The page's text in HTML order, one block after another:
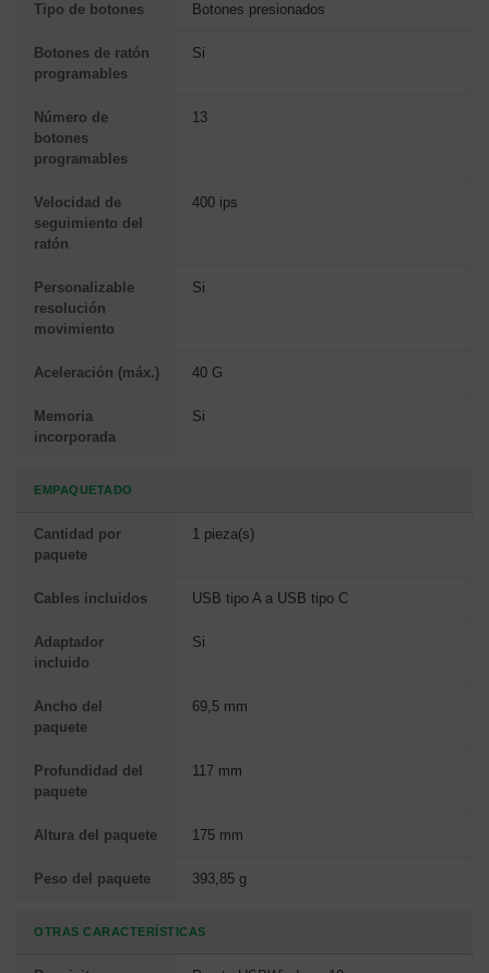
Tipo de botones Botones presionados
Botones de ratón
programables
Si
Número de
botones
programables
13
Velocidad de
seguimiento del
ratón
400 ips
Personalizable
resolución
movimiento
Si
Aceleración (máx.) 40 G
Memoria
incorporada
Si
EMPAQUETADO
Cantidad por
paquete
1 pieza(s)
Cables incluidos USB tipo A a USB tipo C
Adaptador
incluido
Si
Ancho del
paquete
69,5 mm
Profundidad del
paquete
117 mm
Altura del paquete 175 mm
Peso del paquete 393,85 g
OTRAS CARACTERÍSTICAS